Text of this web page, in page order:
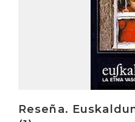
Reseña.